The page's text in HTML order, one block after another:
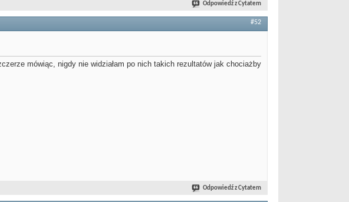
Odpowiedź z Cytatem
#52
mówiąc, nigdy nie widziałam po nich takich rezultatów jak chociażby
Odpowiedź z Cytatem